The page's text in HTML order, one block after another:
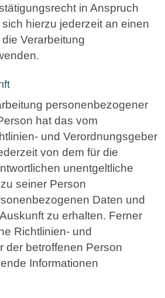
in Anspruch
hierzu jederzeit an einen
Verarbeitung
personenbezogener
hat das vom
und Verordnungsgeber
von dem für die
unentgeltliche
seiner Person
Daten und
zu erhalten. Ferner
Richtlinien- und
der betroffenen Person
Informationen